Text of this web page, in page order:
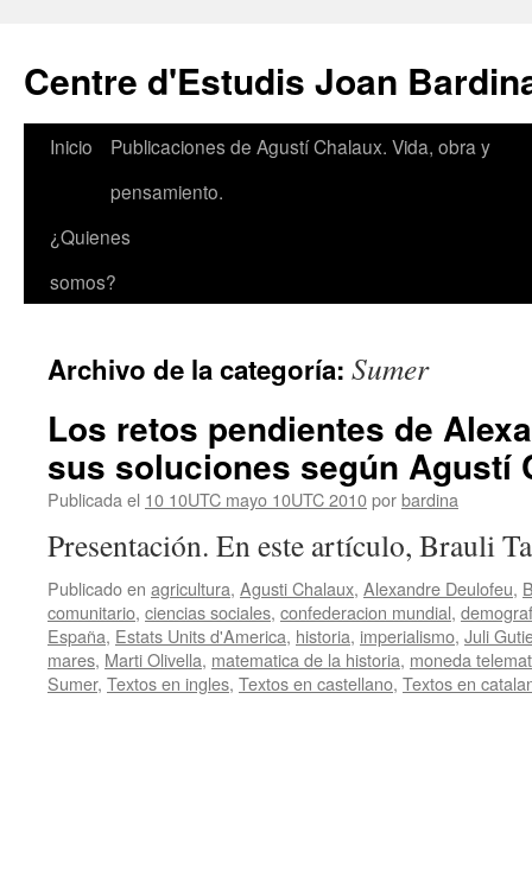
contenido
Centre d'Estudis Joan
Inicio
Publicaciones de Agustí Chalaux. Vida, obra y
pensamiento.
¿Quienes
somos?
Archivo de la categoría: Sumer
Los retos pendientes de
sus soluciones según Agustí
Publicada el 10 10UTC mayo 10UTC 2010porbardina
Presentación. En este artículo, Brauli
Publicado en agricultura, Agusti Chalaux, Alexandre Deulofeu,
comunitario, ciencias sociales, confederacion mundial,
España, Estats Units d'America, historia, imperialismo, Juli
mares, Marti Olivella, matematica de la historia, moneda
Sumer, Textos en ingles, Textos en castellano, Textos en